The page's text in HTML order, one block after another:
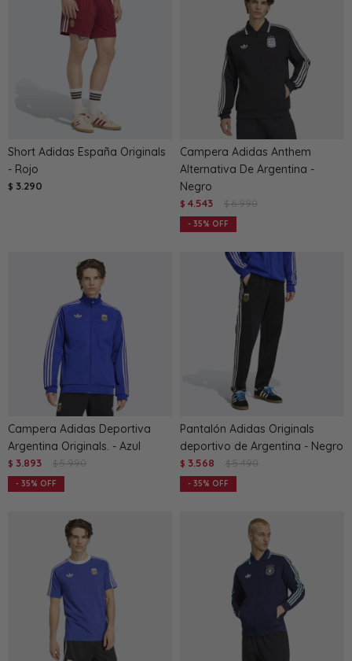
Short Adidas España Originals
- Rojo
$ 3.290
Campera Adidas Anthem
Alternativa De Argentina -
Negro
$ 4.543 $ 6.990
35
Campera Adidas Deportiva
Argentina Originals. - Azul
$ 3.893 $ 5.990
35
Pantalón Adidas Originals
deportivo de Argentina - Negro
$ 3.568 $ 5.490
35